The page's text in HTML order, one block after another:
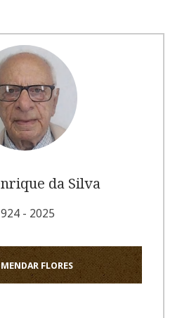
da Silva
- 2025
FLORES